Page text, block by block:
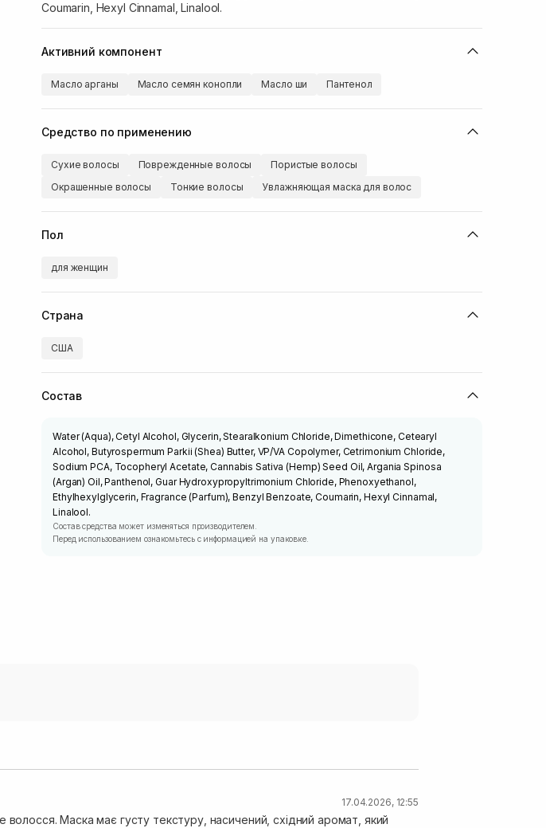
Coumarin, Hexyl Cinnamal, Linalool.
Активний компонент
Масло арганы Масло семян конопли Масло ши Пантенол
Средство по применению
Сухие волосы Поврежденные волосы
Пористые волосы
Окрашенные волосы
Тонкие волосы Увлажняющая маска для волос
Пол
для женщин
Страна
США
Состав
Water (Aqua), Cetyl Alcohol, Glycerin, Stearalkonium Chloride, Dimethicone, Cetearyl
Alcohol, Butyrospermum Parkii (Shea) Butter, VP/VA Copolymer, Cetrimonium Chloride,
Sodium PCA, Tocopheryl Acetate, Cannabis Sativa (Hemp) Seed Oil, Argania Spinosa
(Argan) Oil, Panthenol, Guar Hydroxypropyltrimonium Chloride, Phenoxyethanol,
Ethylhexylglycerin, Fragrance (Parfum), Benzyl Benzoate, Coumarin, Hexyl Cinnamal,
Linalool.
Состав средства может изменяться производителем.
Перед использованием ознакомьтесь с информацией на упаковке.
17.04.2026, 12:55
Маска має густу текстуру, насичений, східний аромат, який